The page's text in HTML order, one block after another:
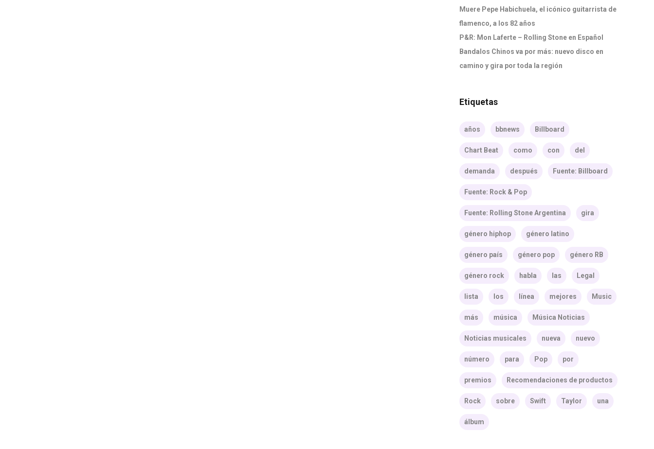
Muere Pepe Habichuela, el icónico guitarrista de
flamenco, a los 82 años
P&R: Mon Laferte – Rolling Stone en Español
Bandalos Chinos va por más: nuevo disco en
camino y gira por toda la región
Etiquetas
años bbnews Billboard
Chart Beat como con del
demanda después Fuente: Billboard
Fuente: Rock & Pop
Fuente: Rolling Stone Argentina gira
género hiphop género latino
género país género pop género RB
género rock habla las Legal
lista los línea mejores Music
más música Música Noticias
Noticias musicales nueva nuevo
número para Pop por
premios Recomendaciones de productos
Rock sobre Swift Taylor una
álbum